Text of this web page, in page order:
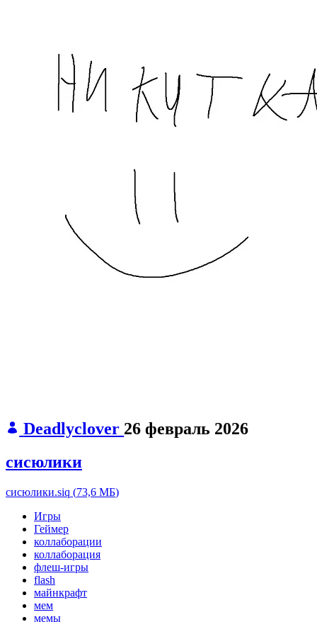
Deadlyclover 26 февраль 2026
сисюлики
сисюлики.siq (73,6 МБ)
Игры
Геймер
коллаборации
коллаборация
флеш-игры
flash
майнкрафт
мем
мемы